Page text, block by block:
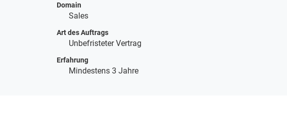
Domain
Sales
Art des Auftrags
Unbefristeter Vertrag
Erfahrung
Mindestens 3 Jahre